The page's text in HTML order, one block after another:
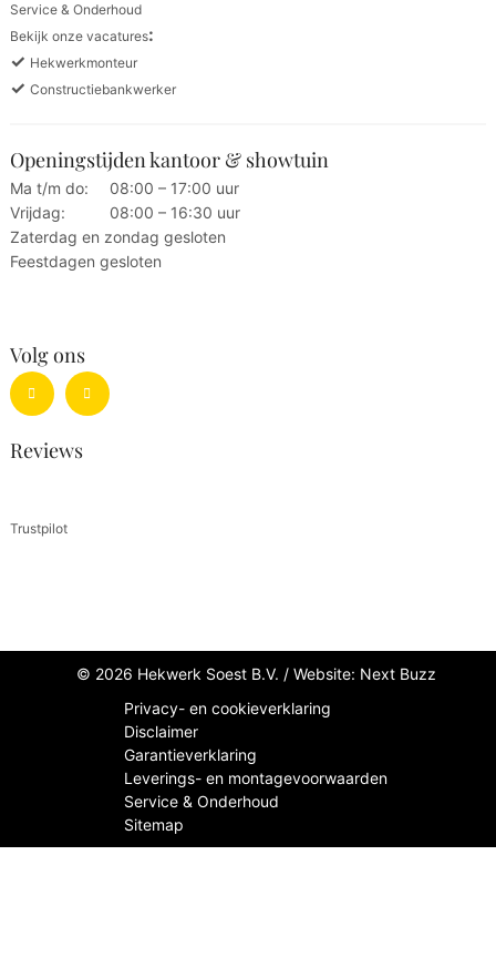
Service & Onderhoud
Bekijk onze vacatures:
✓ Hekwerkmonteur
✓ Constructiebankwerker
Openingstijden kantoor & showtuin
Ma t/m do:
08:00 – 17:00 uur
Vrijdag:
08:00 – 16:30 uur
Zaterdag en zondag gesloten
Feestdagen gesloten
Volg ons
Reviews
Trustpilot
© 2026 Hekwerk Soest B.V. / Website: Next Buzz
Privacy- en cookieverklaring
Disclaimer
Garantieverklaring
Leverings- en montagevoorwaarden
Service & Onderhoud
Sitemap